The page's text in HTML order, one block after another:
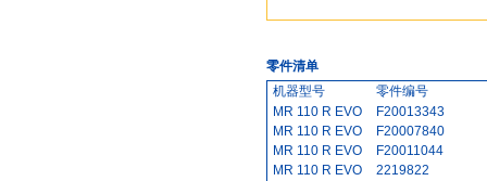
零件清单
机器型号
零件编号
MR 110 R EVO
F20013343
MR 110 R EVO
F20007840
MR 110 R EVO
F20011044
MR 110 R EVO
2219822